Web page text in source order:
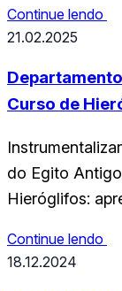
estudantes e
gratuitos e
oferece duas
Continue lendo
21.02.2025
Curso de
do Egito
Hieróglifos:
Centro de
Continue lendo
18.12.2024